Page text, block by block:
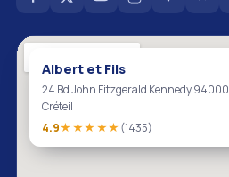
Albert et Fils
24 Bd John Fitzgerald Kennedy 94000
Créteil
4.9★★★★★ (1435)